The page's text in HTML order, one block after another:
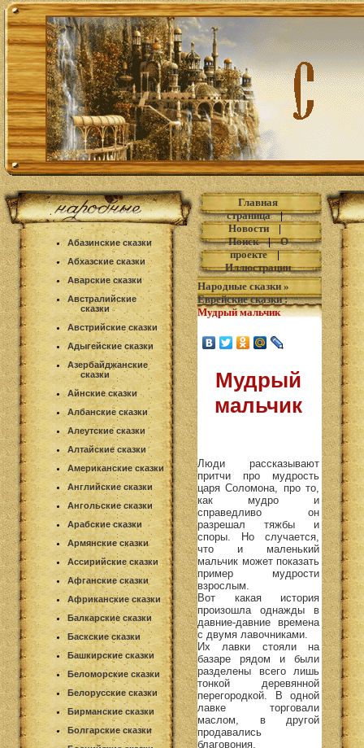
Абазинские сказки
Абхазские сказки
Аварские сказки
Австралийские
сказки
Австрийские сказки
Адыгейские сказки
Азербайджанские
сказки
Айнские сказки
Албанские сказки
Алеутские сказки
Алтайские сказки
Американские сказки
Английские сказки
Ангольские сказки
Арабские сказки
Армянские сказки
Ассирийские сказки
Афганские сказки
Африканские сказки
Балкарские сказки
Баскские сказки
Башкирские сказки
Беломорские сказки
Белорусские сказки
Бирманские сказки
Болгарские сказки
Главная
страница|
Новости|
Поиск|О
проекте|
Иллюстрации
Народные сказки »
Еврейские сказки:
Мудрый мальчик
Мудрый
мальчик
Люди рассказывают
притчи про мудрость
царя Соломона, про то,
как мудро и
справедливо он
разрешал тяжбы и
споры. Но случается,
что и маленький
мальчик может показать
пример мудрости
взрослым.
Вот какая история
произошла однажды в
давние-давние времена
с двумя лавочниками.
Их лавки стояли на
базаре рядом и были
разделены всего лишь
тонкой деревянной
перегородкой. В одной
лавке торговали
маслом, в другой
продавались
благовония.